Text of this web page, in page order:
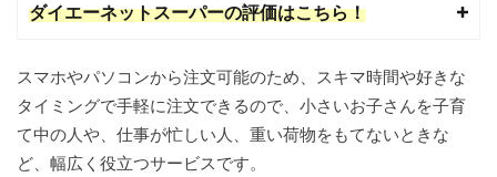
エー
ーパ
ーと
は？
ダイエーネットスーパーの評価はこちら！
スマホやパソコンから注文可能のため、スキマ時間や好きな
タイミングで手軽に注文できるので、小さいお子さんを子育
て中の人や、仕事が忙しい人、重い荷物をもてないときな
ど、幅広く役立つサービスです。